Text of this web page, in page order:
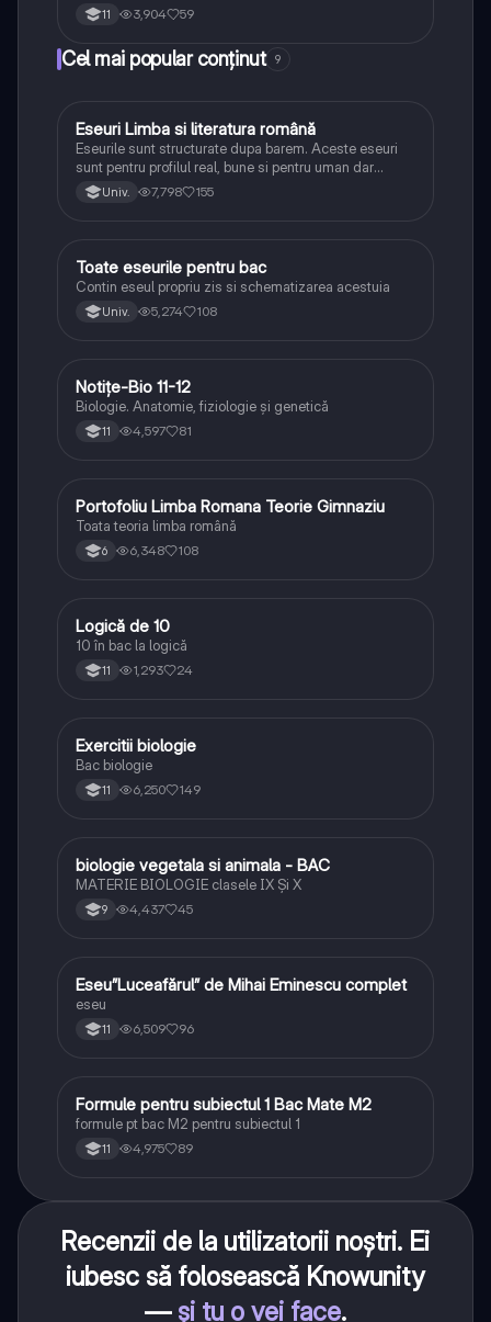
11 3,904 59
Cel mai popular conținut 9
Limba și literatura română
Eseuri Limba si literatura română
Eseurile sunt structurate dupa barem. Aceste eseuri
sunt pentru profilul real, bune si pentru uman dar
lipsesc relatiile dintre personaje si caracrerizarile.
Univ. 7,798 155
Limba și literatura română
Toate eseurile pentru bac
Contin eseul propriu zis si schematizarea acestuia
Univ. 5,274 108
Biologie
Notițe-Bio 11-12
Biologie. Anatomie, fiziologie și genetică
11 4,597 81
Limba și literatura română
Portofoliu Limba Romana Teorie Gimnaziu
Toata teoria limba română
6 6,348 108
Logică
Logică de 10
10 în bac la logică
11 1,293 24
Biologie
Exercitii biologie
Bac biologie
11 6,250 149
Biologie
biologie vegetala si animala - BAC
MATERIE BIOLOGIE clasele IX Şi X
9 4,437 45
Limba și literatura română
Eseu”Luceafărul” de Mihai Eminescu complet
eseu
11 6,509 96
Matematică
Formule pentru subiectul 1 Bac Mate M2
formule pt bac M2 pentru subiectul 1
11 4,975 89
Recenzii de la utilizatorii noștri. Ei
iubesc să folosească Knowunity
— și tu o vei face.